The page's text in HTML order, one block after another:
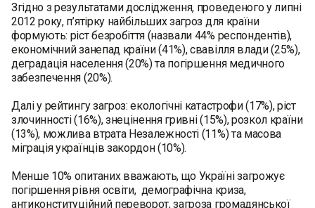
Згідно з результатами дослідження, проведеного у липні
2012 року, п’ятірку найбільших загроз для країни
формують: ріст безробіття (назвали 44% респондентів),
економічний занепад країни (41%), свавілля влади (25%),
деградація населення (20%) та погіршення медичного
забезпечення (20%).
Далі у рейтингу загроз: екологічні катастрофи (17%), ріст
злочинності (16%), знецінення гривні (15%), розкол країни
(13%), можлива втрата Незалежності (11%) та масова
міграція українців закордон (10%).
Менше 10% опитаних вважають, що Україні загрожує
погіршення рівня освіти, демографічна криза,
антиконституційний переворот, загроза громадянської